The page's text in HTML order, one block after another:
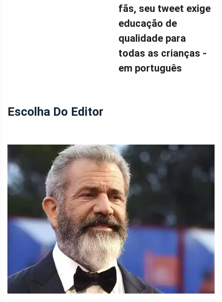
fãs, seu tweet exige
educação de
qualidade para
todas as crianças -
em português
Escolha Do Editor